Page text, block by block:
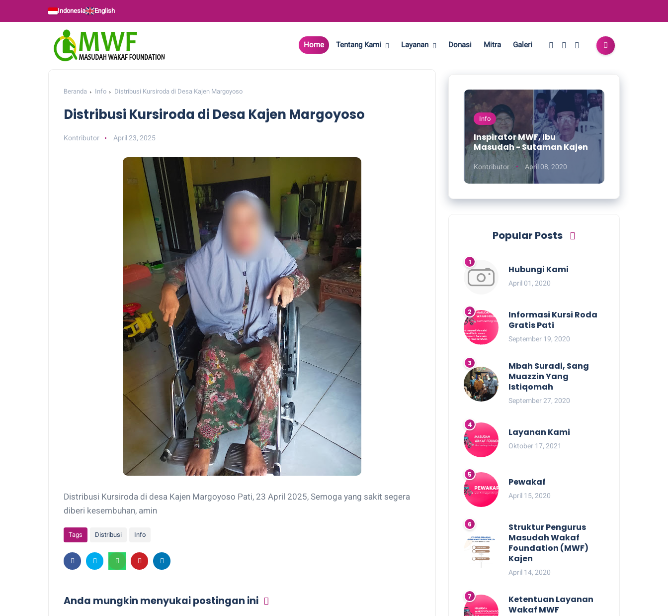
Indonesia English
Home Tentang Kami Layanan Donasi Mitra Galeri
Beranda Info Distribusi Kursiroda di Desa Kajen Margoyoso
Distribusi Kursiroda di Desa Kajen Margoyoso
Kontributor April 23, 2025
Distribusi Kursiroda di desa Kajen Margoyoso Pati, 23 April 2025, Semoga yang sakit segera
diberi kesembuhan, amin
Tags Distribusi Info
Anda mungkin menyukai postingan ini
Info
Inspirator MWF, Ibu
Masudah - Sutaman Kajen
Kontributor April 08, 2020
Popular Posts
Hubungi Kami
April 01, 2020
Informasi Kursi Roda
Gratis Pati
September 19, 2020
Mbah Suradi, Sang
Muazzin Yang
Istiqomah
September 27, 2020
Layanan Kami
Oktober 17, 2021
Pewakaf
April 15, 2020
Struktur Pengurus
Masudah Wakaf
Foundation (MWF)
Kajen
April 14, 2020
Ketentuan Layanan
Wakaf MWF